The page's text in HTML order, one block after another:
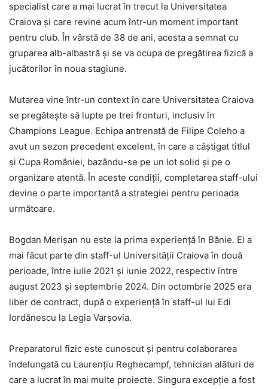
specialist care a mai lucrat în trecut la Universitatea
Craiova și care revine acum într-un moment important
pentru club. În vârstă de 38 de ani, acesta a semnat cu
gruparea alb-albastră și se va ocupa de pregătirea fizică a
jucătorilor în noua stagiune.
Mutarea vine într-un context în care Universitatea Craiova
se pregătește să lupte pe trei fronturi, inclusiv în
Champions League. Echipa antrenată de Filipe Coleho a
avut un sezon precedent excelent, în care a câștigat titlul
și Cupa României, bazându-se pe un lot solid și pe o
organizare atentă. În aceste condiții, completarea staff-ului
devine o parte importantă a strategiei pentru perioada
următoare.
Bogdan Merișan nu este la prima experiență în Bănie. El a
mai făcut parte din staff-ul Universității Craiova în două
perioade, între iulie 2021 și iunie 2022, respectiv între
august 2023 și septembrie 2024. Din octombrie 2025 era
liber de contract, după o experiență în staff-ul lui Edi
Iordănescu la Legia Varșovia.
Preparatorul fizic este cunoscut și pentru colaborarea
îndelungată cu Laurențiu Reghecampf, tehnician alături de
care a lucrat în mai multe proiecte. Singura excepție a fost